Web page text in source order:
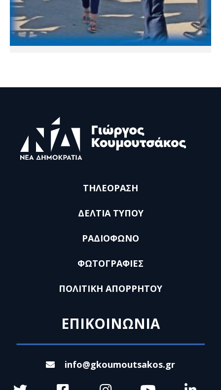
ΤΗΛΕΟΡΑΣΗ
ΔΕΛΤΙΑ ΤΥΠΟΥ
ΡΑΔΙΟΦΩΝΟ
ΦΩΤΟΓΡΑΦΙΕΣ
ΠΟΛΙΤΙΚΗ ΑΠΟΡΡΗΤΟΥ
ΕΠΙΚΟΙΝΩΝΙΑ
info@gkoumoutsakos.gr